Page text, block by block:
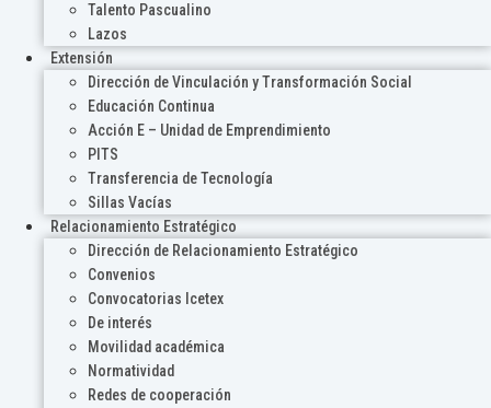
Talento Pascualino
Lazos
Extensión
Dirección de Vinculación y Transformación Social
Educación Continua
Acción E – Unidad de Emprendimiento
PITS
Transferencia de Tecnología
Sillas Vacías
Relacionamiento Estratégico
Dirección de Relacionamiento Estratégico
Convenios
Convocatorias Icetex
De interés
Movilidad académica
Normatividad
Redes de cooperación